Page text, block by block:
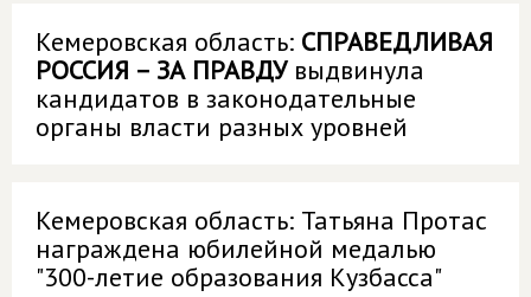
Кемеровская область: СПРАВЕДЛИВАЯ
РОССИЯ – ЗА ПРАВДУвыдвинула
кандидатов в законодательные
органы власти разных уровней
Кемеровская область: Татьяна Протас
награждена юбилейной медалью
"300-летие образования Кузбасса"